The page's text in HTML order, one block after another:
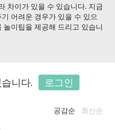
차이가 있을 수 있습니다. 지금
어려운 경우가 있을 수 있으
이팁을 제공해 드리고 있습니
니다. 로그인
공감순 최신순